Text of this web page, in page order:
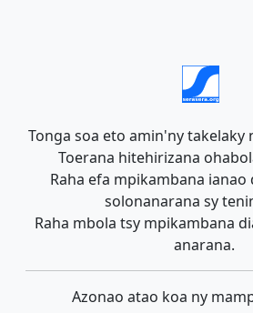
Tonga soa eto amin'ny takelaky
Toerana hitehirizana
Raha efa mpikambana
solonanarana sy
Raha mbola tsy mpikambana
anarana.
Azonao atao koa ny